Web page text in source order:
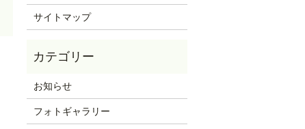
サイトマップ
お知らせ
フォトギャラリー